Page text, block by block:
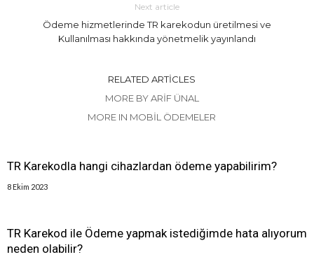
Next article
Ödeme hizmetlerinde TR karekodun üretilmesi ve
Kullanılması hakkında yönetmelik yayınlandı
RELATED ARTICLES
MORE BY ARIF ÜNAL
MORE IN MOBIL ÖDEMELER
TR Karekodla hangi cihazlardan ödeme yapabilirim?
8 Ekim 2023
TR Karekod ile Ödeme yapmak istediğimde hata alıyorum
neden olabilir?